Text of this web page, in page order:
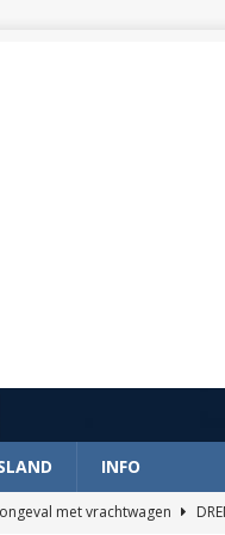
INFO
met vrachtwagen